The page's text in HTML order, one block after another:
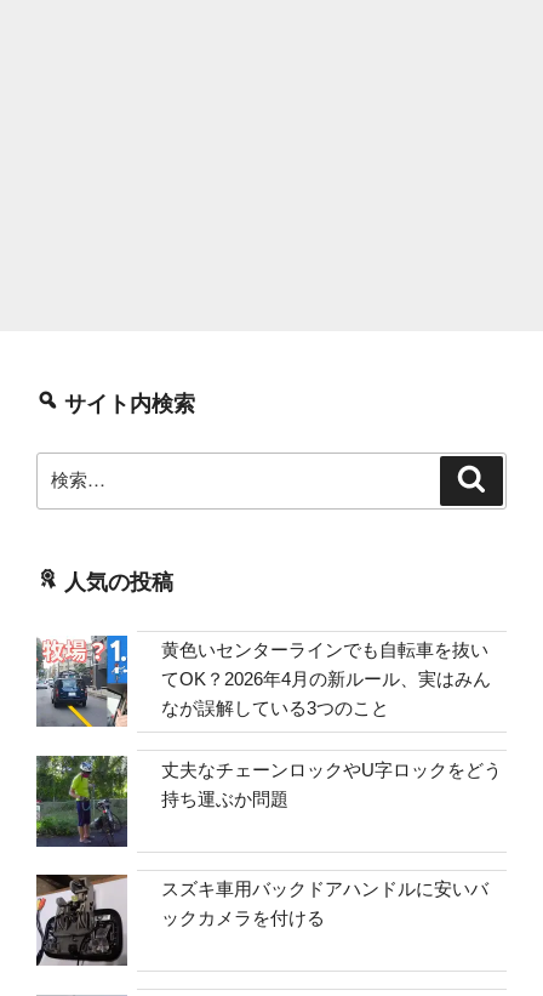
サイト内検索
索:
人気の投稿
黄色いセンターラインでも自転車を抜い
てOK？2026年4月の新ルール、実はみん
なが誤解している3つのこと
丈夫なチェーンロックやU字ロックをどう
持ち運ぶか問題
スズキ車用バックドアハンドルに安いバ
ックカメラを付ける